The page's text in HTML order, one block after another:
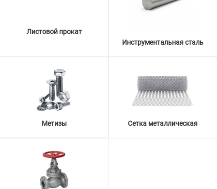
Листовой прокат
Инструментальная сталь
Метизы Сетка металлическая